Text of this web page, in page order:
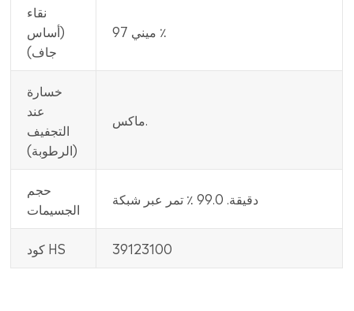
نقاء
(أساس
جاف)
ميني 97 ٪
خسارة
عند
التجفيف
(الرطوبة)
حجم
الجسيمات
دقيقة. 99.0 ٪ تمر عبر شبكة
كود HS 39123100